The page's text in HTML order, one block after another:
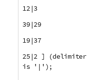
12|3
39|29
19|37
25|2 ] (delimiter
is '|');